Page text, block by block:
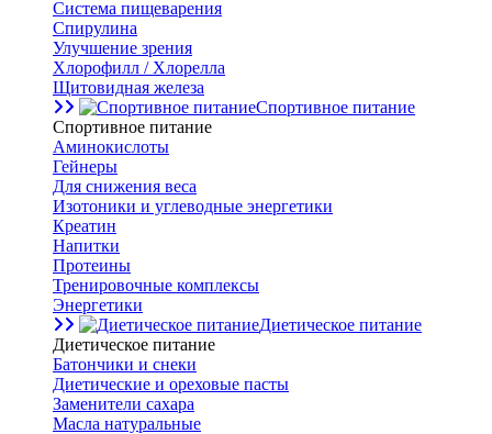
Система пищеварения
Спирулина
Улучшение зрения
Хлорофилл / Хлорелла
Щитовидная железа
Спортивное питание
Спортивное питание
Аминокислоты
Гейнеры
Для снижения веса
Изотоники и углеводные энергетики
Креатин
Напитки
Протеины
Тренировочные комплексы
Энергетики
Диетическое питание
Диетическое питание
Батончики и снеки
Диетические и ореховые пасты
Заменители сахара
Масла натуральные